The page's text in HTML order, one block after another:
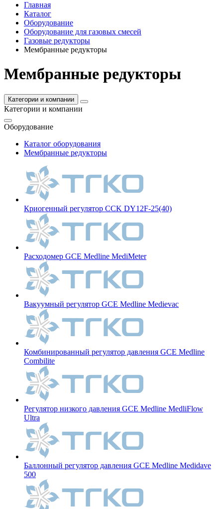
Главная
Каталог
Оборудование
Оборудование для газовых смесей
Газовые редукторы
Мембранные редукторы
Мембранные редукторы
Категории и компании
Категории и компании
Оборудование
Каталог оборудования
Мембранные редукторы
Криогенный регулятор CCK DY12F-25(40)
Расходомер GCE Medline MediMeter
Вакуумный регулятор GCE Medline Medievac
Комбинированный регулятор давления GCE Medline
Combilite
Регулятор низкого давления GCE Medline MedliFlow
Ultra
Баллонный регулятор давления GCE Medline Medidave
500